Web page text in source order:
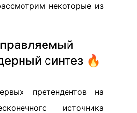
некоторые из
синтез 🔥
претендентов на
источника